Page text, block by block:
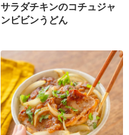
サラダチキンのコチュジャ
ンビビンうどん